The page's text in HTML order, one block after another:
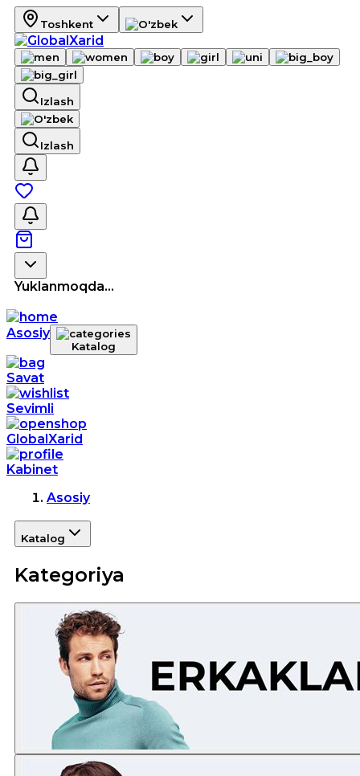
Toshkent
Izlash
Izlash
Yuklanmoqda...
Asosiy
Katalog
Savat
Sevimli
GlobalXarid
Kabinet
Asosiy
Katalog
Kategoriya